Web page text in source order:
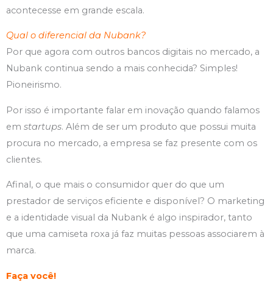
acontecesse em grande escala.
Qual o diferencial da Nubank?
Por que agora com outros bancos digitais no mercado, a
Nubank continua sendo a mais conhecida? Simples!
Pioneirismo.
Por isso é importante falar em inovação quando falamos
em startups. Além de ser um produto que possui muita
procura no mercado, a empresa se faz presente com os
clientes.
Afinal, o que mais o consumidor quer do que um
prestador de serviços eficiente e disponível? O marketing
e a identidade visual da Nubank é algo inspirador, tanto
que uma camiseta roxa já faz muitas pessoas associarem à
marca.
Faça você!